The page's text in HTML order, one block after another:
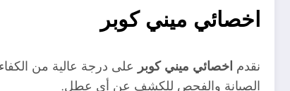
اخصائي ميني كوبر
نقدم اخصائي ميني كوبر على درجة عالية من
الصيانة والفحص للكشف عن أي عطل.